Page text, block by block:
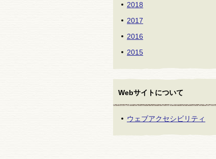
2018
2017
2016
2015
Webサイトについて
ウェブアクセシビリティ